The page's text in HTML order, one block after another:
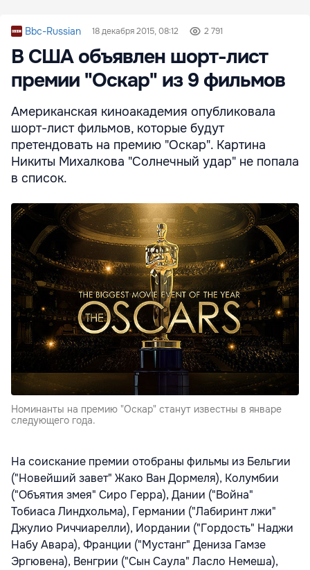
Bbc-Russian 18 декабря 2015, 08:12 2 791
В США объявлен шорт-лист
премии "Оскар" из 9 фильмов
Американская киноакадемия опубликовала
шорт-лист фильмов, которые будут
претендовать на премию "Оскар". Картина
Никиты Михалкова "Солнечный удар" не попала
в список.
Номинанты на премию "Оскар" станут известны в январе
следующего года.
На соискание премии отобраны фильмы из Бельгии
("Новейший завет" Жако Ван Дормеля), Колумбии
("Объятия змея" Сиро Герра), Дании ("Война"
Тобиаса Линдхольма), Германии ("Лабиринт лжи"
Джулио Риччиарелли), Иордании ("Гордость" Наджи
Набу Авара), Франции ("Мустанг" Дениза Гамзе
Эргювена), Венгрии ("Сын Саула" Ласло Немеша),